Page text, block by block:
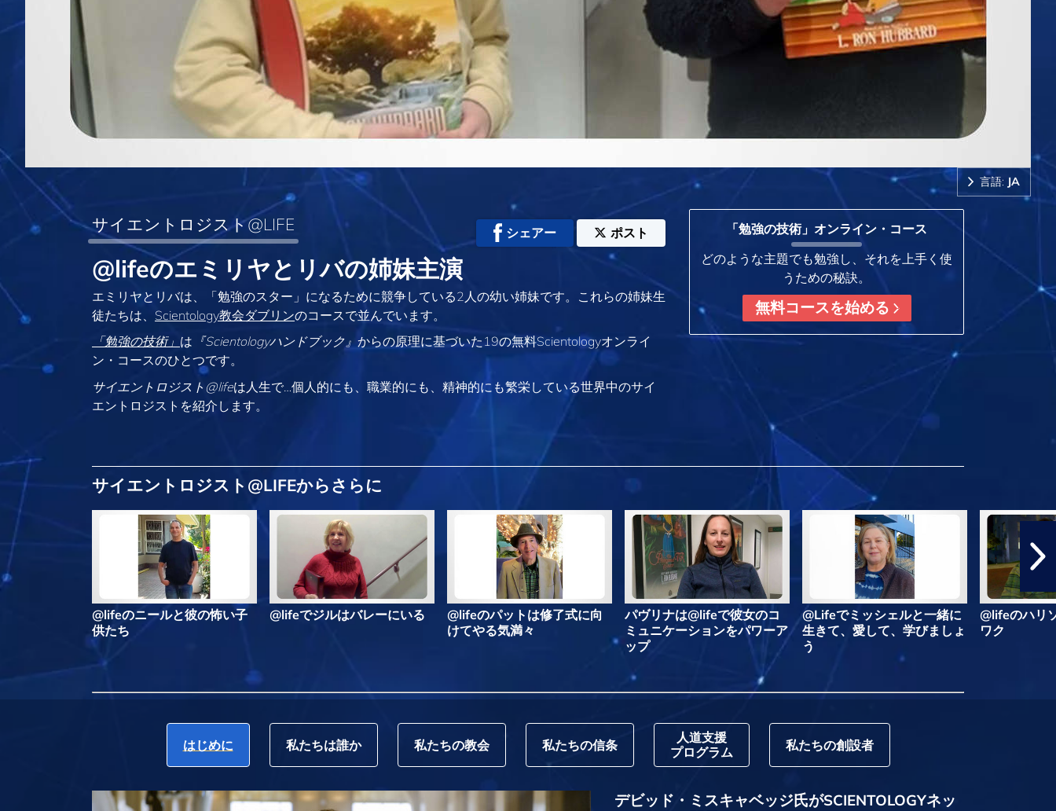
Video
言語: JA
サイエントロジスト@LIFE シェアー ポスト
@lifeのエミリヤとリバの姉妹主演
エミリヤとリバは、「勉強のスター」になるために競争している2人の幼い姉妹です。これらの姉妹生
徒たちは、 Scientology教会ダブリンのコースで並んでいます。
「勉強の技術」 は 『Scientologyハンドブック』 からの原理に基づいた19の無料Scientologyオンライ
ン・コースのひとつです。
サイエントロジスト@lifeは 人生で…個人的にも、 職業的にも、精神的にも繁栄している世界中のサイ
エントロジストを紹介します。
「勉強の技術」オンライン・コース
どのような主題でも勉強し、それを上手く使
うための秘訣。
無料コースを始める
サイエントロジスト@LIFEからさらに
@lifeのニールと彼の怖い子
供たち
@lifeでジルはバレーにいる
@lifeのパットは修了式に向
けてやる気満々
パヴリナは@lifeで彼女のコ
ミュニケーションをパワーア
ップ
@Lifeでミッシェルと一緒に
生きて、愛して、学びましょ
う
@lifeのハリ
ワク
はじめに 私たちは誰か 私たちの教会 私たちの信条
人道支援
プログラム
私たちの創設者
デビッド・ミスキャベッジ氏がSCIENTOLOGYネッ